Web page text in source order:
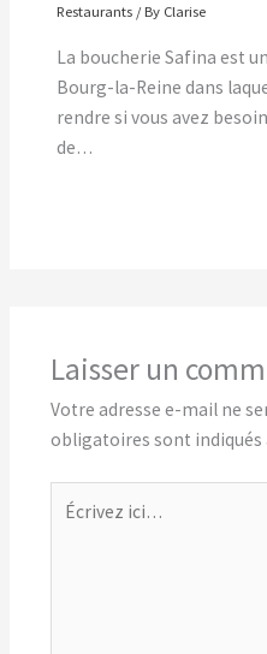
Restaurants / By Clarise
La boucherie Safina est
Bourg-la-Reine dans
rendre si vous avez
de…
Laisser un
Votre adresse e-mail ne
obligatoires sont indiqués
ici…